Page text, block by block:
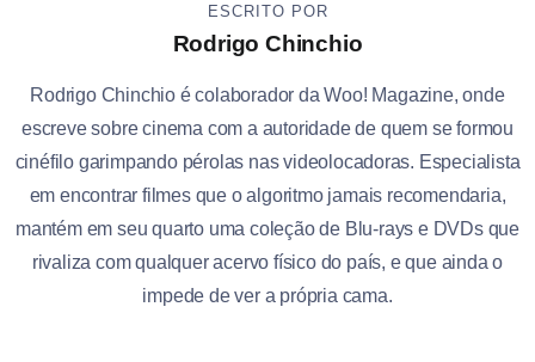
ESCRITO POR
Rodrigo Chinchio
Rodrigo Chinchio é colaborador da Woo! Magazine, onde
escreve sobre cinema com a autoridade de quem se formou
cinéfilo garimpando pérolas nas videolocadoras. Especialista
em encontrar filmes que o algoritmo jamais recomendaria,
mantém em seu quarto uma coleção de Blu-rays e DVDs que
rivaliza com qualquer acervo físico do país, e que ainda o
impede de ver a própria cama.